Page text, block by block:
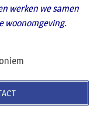
werken we samen
woonomgeving.